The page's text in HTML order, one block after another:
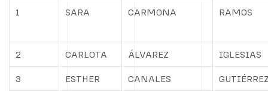
1 SARA CARMONA RAMOS
2 CARLOTA ÁLVAREZ IGLESIAS
3 ESTHER CANALES